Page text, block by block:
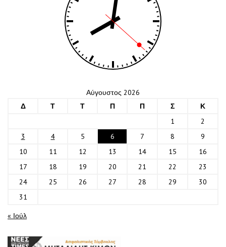
Αύγουστος 2026
Δ
Τ Τ Π Π Σ
Κ
1
2
3
4 5 6 7 8
9
10
11 12 13 14 15
16
17
18 19 20 21 22
23
24
25 26 27 28 29
30
31
« Ιούλ